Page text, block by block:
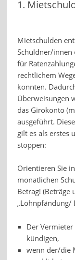
1.
Mietschulden
Schuldner/innen
für
rechtlichem
könnten.
Überweisungen
das Girokonto
ausgeführt.
gilt es als erstes
stoppen:
Orientieren Sie
monatlichen
Betrag! (Beträge
„Lohnpfändung/
Der
kündigen,
wenn der/die